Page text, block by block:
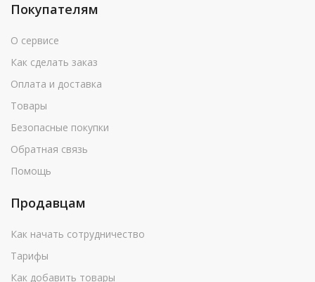
Покупателям
О сервисе
Как сделать заказ
Оплата и доставка
Товары
Безопасные покупки
Обратная связь
Помощь
Продавцам
Как начать сотрудничество
Тарифы
Как добавить товары